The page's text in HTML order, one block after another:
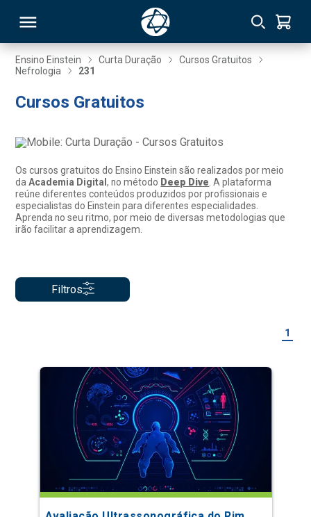
Ensino Einstein Curta Duração
Cursos Gratuitos
Nefrologia
231
Cursos Gratuitos
Os cursos gratuitos do Ensino Einstein são realizados por meio
daAcademia Digital, no método Deep Dive . A plataforma
reúne diferentes conteúdos produzidos por profissionais e
especialistas do Einstein para diferentes especialidades.
Aprenda no seu ritmo, por meio de diversas metodologias que
irão facilitar a aprendizagem.
Filtros
1